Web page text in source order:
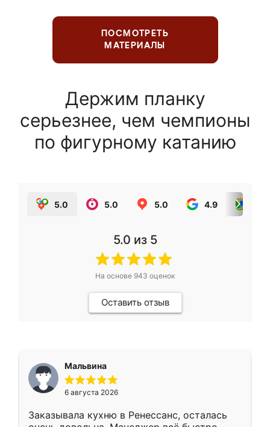
ПОСМОТРЕТЬ
МАТЕРИАЛЫ
Держим планку
серьезнее, чем чемпионы
по фигурному катанию
5.0 5.0 5.0 4.9
5.0 из 5
На основе 943 оценок
Оставить отзыв
Мальвина
6 августа 2026
Заказывала кухню в Ренессанс, осталась